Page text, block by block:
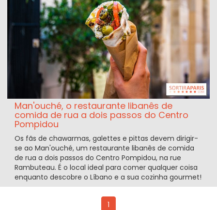
Man'ouché, o restaurante libanês de
comida de rua a dois passos do Centro
Pompidou
Os fãs de chawarmas, galettes e pittas devem dirigir-
se ao Man'ouché, um restaurante libanês de comida
de rua a dois passos do Centro Pompidou, na rue
Rambuteau. É o local ideal para comer qualquer coisa
enquanto descobre o Líbano e a sua cozinha gourmet!
1